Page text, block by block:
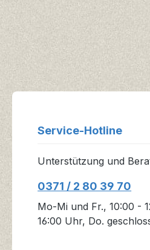
Service-Hotline
Unterstützung und
0371 / 2 80 39 70
Mo-Mi und Fr., 10:00 -
16:00 Uhr, Do.